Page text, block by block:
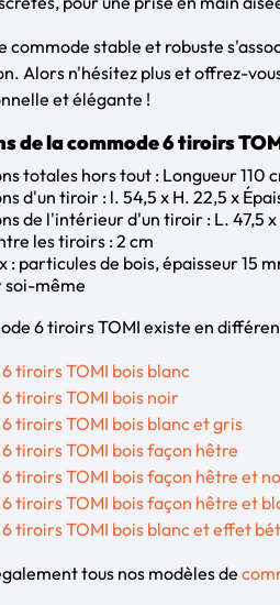
commode stable et robuste
Alors n'hésitez plus et offrez-
et élégante !
de la commode 6 tiroirs
totales hors tout : Longueur 110
d'un tiroir : l. 54,5 x H. 22,5 x
de l'intérieur d'un tiroir : L. 47,5 x
les tiroirs : 2 cm
: particules de bois, épaisseur 15
soi-même
6 tiroirs TOMI existe en
tiroirs TOMI bois blanc
tiroirs TOMI bois noir
tiroirs TOMI bois blanc et gris
tiroirs TOMI bois façon hêtre
tiroirs TOMI bois façon hêtre et
tiroirs TOMI bois façon hêtre et
tiroirs TOMI bois blanc et effet
tous nos modèles de